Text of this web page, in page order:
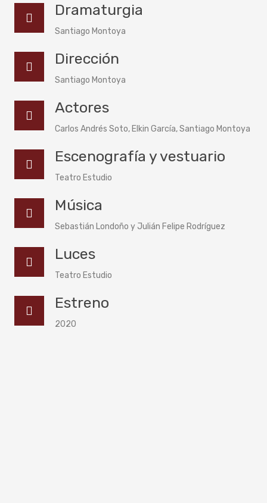
Dramaturgia
Santiago Montoya
Dirección
Santiago Montoya
Actores
Carlos Andrés Soto, Elkin García, Santiago Montoya
Escenografía y vestuario
Teatro Estudio
Música
Sebastián Londoño y Julián Felipe Rodríguez
Luces
Teatro Estudio
Estreno
2020